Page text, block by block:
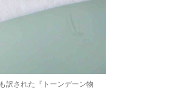
訳された『トーンデーン物